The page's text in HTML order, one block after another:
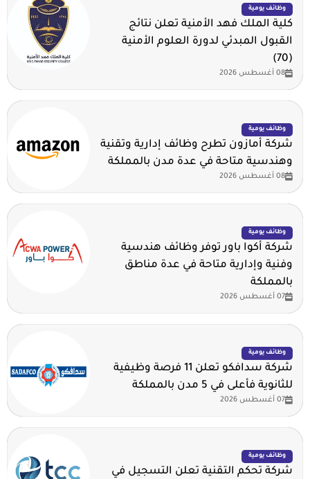
وظائف يومية
كلية الملك فهد الأمنية تعلن نتائج
القبول المبدئي لدورة العلوم الأمنية
(70)
08 أغسطس 2026
وظائف يومية
شركة أمازون تطرح وظائف إدارية وتقنية
وهندسية متاحة في عدة مدن بالمملكة
08 أغسطس 2026
وظائف يومية
شركة أكوا باور توفر وظائف هندسية
وفنية وإدارية متاحة في عدة مناطق
بالمملكة
07 أغسطس 2026
وظائف يومية
شركة سدافكو تعلن 11 فرصة وظيفية
للثانوية فأعلى في 5 مدن بالمملكة
07 أغسطس 2026
وظائف يومية
شركة تحكم التقنية تعلن التسجيل في